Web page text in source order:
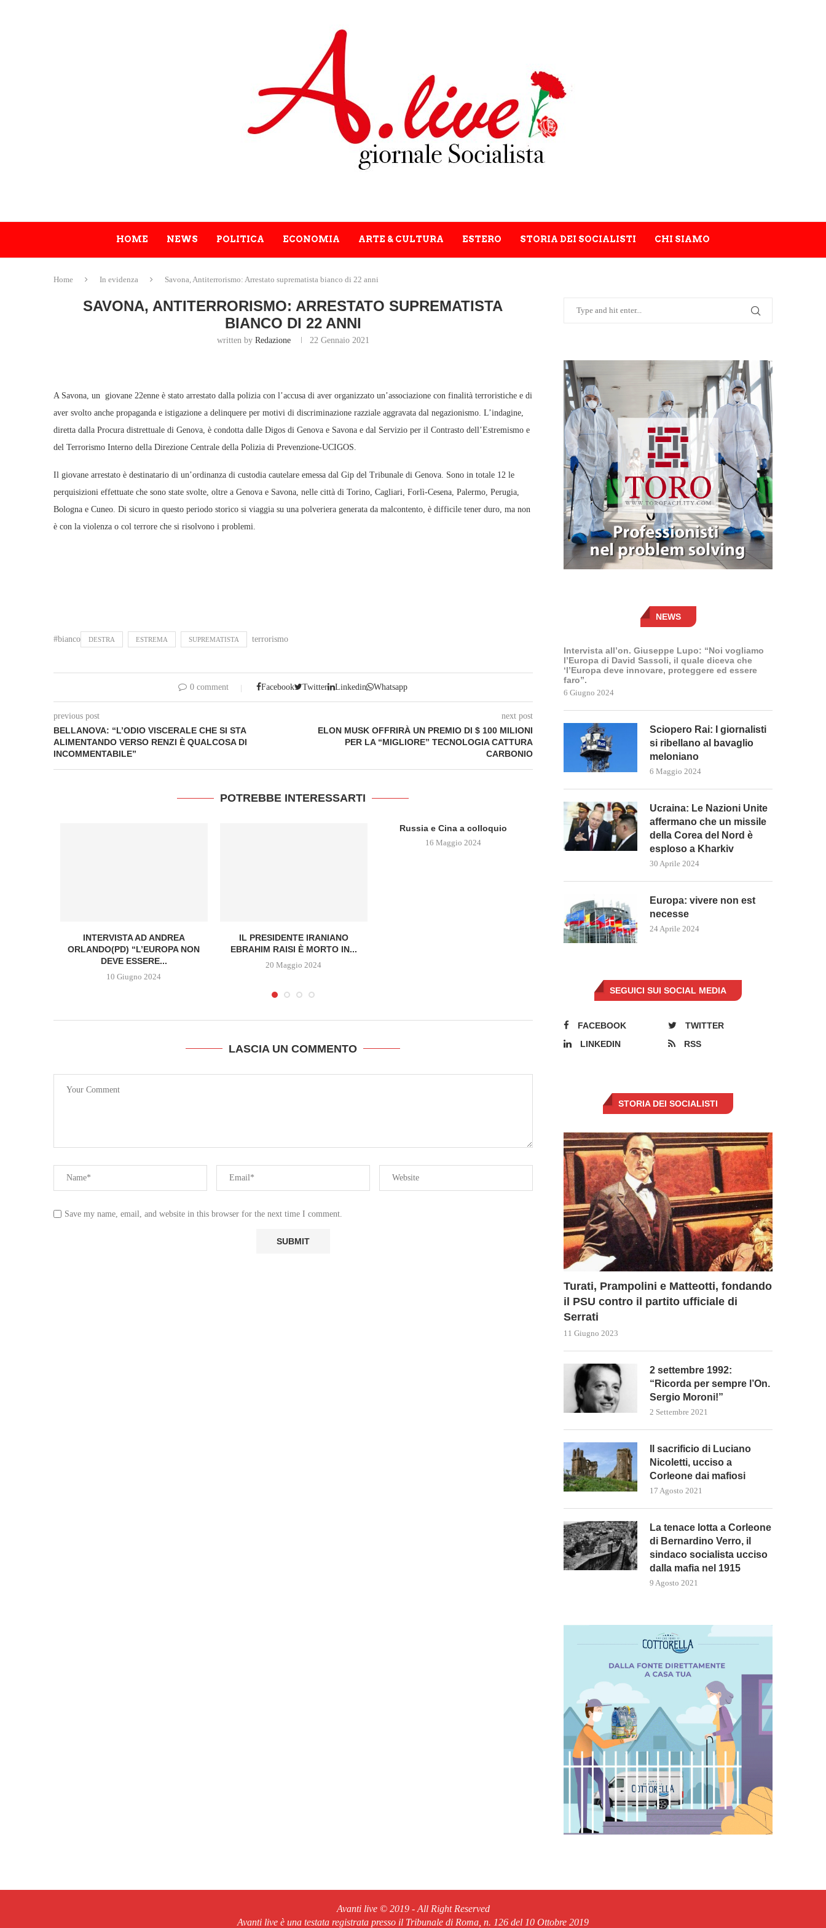
HOME NEWS POLITICA ECONOMIA ARTE & CULTURA ESTERO STORIA DEI SOCIALISTI CHI SIAMO
Home In evidenza Savona, Antiterrorismo: Arrestato suprematista bianco di 22 anni
SAVONA, ANTITERRORISMO: ARRESTATO SUPREMATISTA
BIANCO DI 22 ANNI
written by Redazione 22 Gennaio 2021
A Savona, un giovane 22enne è stato arrestato dalla polizia con l’accusa di aver organizzato un’associazione con finalità terroristiche e di
aver svolto anche propaganda e istigazione a delinquere per motivi di discriminazione razziale aggravata dal negazionismo. L’indagine,
diretta dalla Procura distrettuale di Genova, è condotta dalle Digos di Genova e Savona e dal Servizio per il Contrasto dell’Estremismo e
del Terrorismo Interno della Direzione Centrale della Polizia di Prevenzione-UCIGOS.
Il giovane arrestato è destinatario di un’ordinanza di custodia cautelare emessa dal Gip del Tribunale di Genova. Sono in totale 12 le
perquisizioni effettuate che sono state svolte, oltre a Genova e Savona, nelle città di Torino, Cagliari, Forlì-Cesena, Palermo, Perugia,
Bologna e Cuneo. Di sicuro in questo periodo storico si viaggia su una polveriera generata da malcontento, è difficile tener duro, ma non
è con la violenza o col terrore che si risolvono i problemi.
#bianco DESTRA ESTREMA SUPREMATISTA terrorismo
0 comment Facebook Twitter Linkedin Whatsapp
previous post
BELLANOVA: “L’ODIO VISCERALE CHE SI STA
ALIMENTANDO VERSO RENZI È QUALCOSA DI
INCOMMENTABILE”
next post
ELON MUSK OFFRIRÀ UN PREMIO DI $ 100 MILIONI
PER LA “MIGLIORE” TECNOLOGIA CATTURA
CARBONIO
POTREBBE INTERESSARTI
INTERVISTA AD ANDREA
ORLANDO(PD) “L’EUROPA NON
DEVE ESSERE...
10 Giugno 2024
IL PRESIDENTE IRANIANO
EBRAHIM RAISI È MORTO IN...
20 Maggio 2024
Russia e Cina a colloquio
16 Maggio 2024
LE FORZE ISRAELIANE INVADONO
LASCIA UN COMMENTO
Save my name, email, and website in this browser for the next time I comment.
NEWS
Intervista all’on. Giuseppe Lupo: “Noi vogliamo
l’Europa di David Sassoli, il quale diceva che
‘l’Europa deve innovare, proteggere ed essere
faro”.
6 Giugno 2024
Sciopero Rai: I giornalisti
si ribellano al bavaglio
meloniano
6 Maggio 2024
Ucraina: Le Nazioni Unite
affermano che un missile
della Corea del Nord è
esploso a Kharkiv
30 Aprile 2024
Europa: vivere non est
necesse
24 Aprile 2024
SEGUICI SUI SOCIAL MEDIA
FACEBOOK
TWITTER
LINKEDIN
RSS
STORIA DEI SOCIALISTI
Turati, Prampolini e Matteotti, fondando
il PSU contro il partito ufficiale di
Serrati
11 Giugno 2023
2 settembre 1992:
“Ricorda per sempre l’On.
Sergio Moroni!”
2 Settembre 2021
Il sacrificio di Luciano
Nicoletti, ucciso a
Corleone dai mafiosi
17 Agosto 2021
La tenace lotta a Corleone
di Bernardino Verro, il
sindaco socialista ucciso
dalla mafia nel 1915
9 Agosto 2021
Avanti live © 2019 - All Right Reserved
Avanti live è una testata registrata presso il Tribunale di Roma, n. 126 del 10 Ottobre 2019